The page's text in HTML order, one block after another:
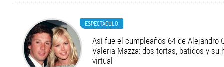
ESPECTÁCULO
Así fue el cumpleaños 64 de Alejandro
Valeria Mazza: dos tortas, batidos y su
virtual